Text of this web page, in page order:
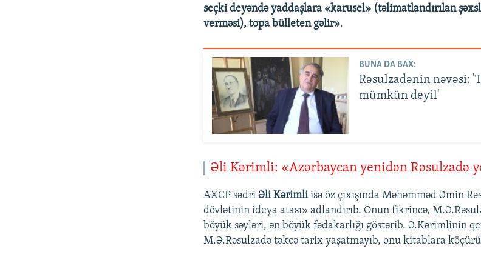
seçki deyəndə yaddaşlara «karusel» (təlimatlandırılan
verməsi), topa bülleten gəlir».
BUNA DA BAX:
Rəsulzadənin nəvəsi:
mümkün deyil'
Əli Kərimli: «Azərbaycan yenidən Rəsulzadə
AXCP sədriƏli Kərimliisə öz çıxışında Məhəmməd Əmin
dövlətinin ideya atası» adlandırıb. Onun fikrincə,
böyük səyləri, ən böyük fədakarlığı göstərib. Ə.Kərimlinin
M.Ə.Rəsulzadə təkcə tarix yaşatmayıb, onu kitablara